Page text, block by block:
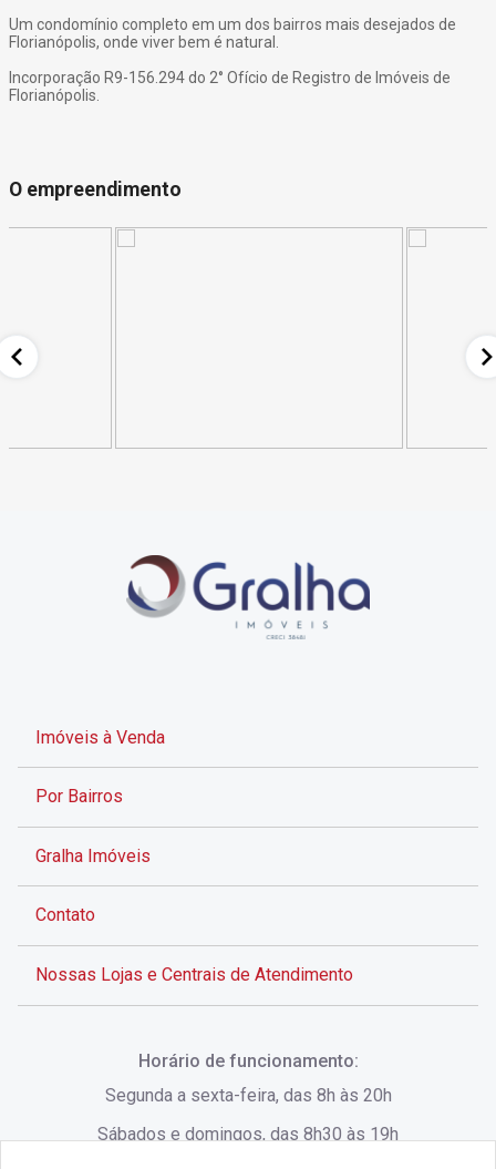
Um condomínio completo em um dos bairros mais desejados de
Florianópolis, onde viver bem é natural.
Incorporação R9-156.294 do 2° Ofício de Registro de Imóveis de
Florianópolis.
O empreendimento
Imóveis à Venda
Por Bairros
Gralha Imóveis
Contato
Nossas Lojas e Centrais de Atendimento
Horário de funcionamento:
Segunda a sexta-feira, das 8h às 20h
Sábados e domingos, das 8h30 às 19h